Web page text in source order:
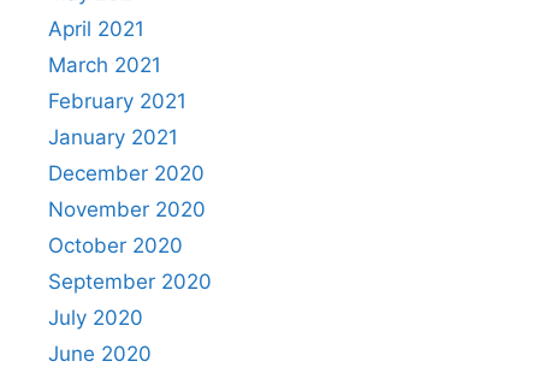
April 2021
March 2021
February 2021
January 2021
December 2020
November 2020
October 2020
September 2020
July 2020
June 2020